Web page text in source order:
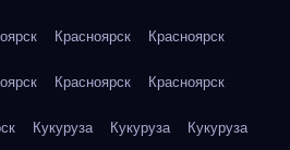
Красноярск Красноярск
Красноярск Красноярск
Кукуруза Кукуруза Кукуруза